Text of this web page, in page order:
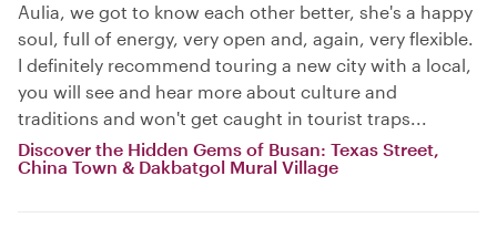
Aulia, we got to know each other better, she's a happy
soul, full of energy, very open and, again, very flexible.
I definitely recommend touring a new city with a local,
you will see and hear more about culture and
traditions and won't get caught in tourist traps...
Discover the Hidden Gems of Busan: Texas Street,
China Town & Dakbatgol Mural Village